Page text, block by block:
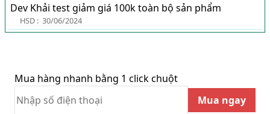
Dev Khải test giảm giá 100k toàn bộ sản phẩm
HSD : 30/06/2024
Mua hàng nhanh bằng 1 click chuột
Mua ngay